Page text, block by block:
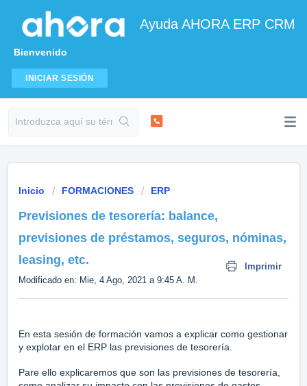
Ayuda AHORA ERP CRM
Bienvenido
INICIAR SESIÓN
Inicio FORMACIONES ERP
Previsiones de tesorería: balance,
previsiones de préstamos, seguros, nóminas,
leasing, etc.
Imprimir
Modificado en: Mie, 4 Ago, 2021 a 9:45 A. M.
En esta sesión de formación vamos a explicar como gestionar
y explotar en el ERP las previsiones de tesorería.
Pare ello explicaremos que son las previsiones de tesorería,